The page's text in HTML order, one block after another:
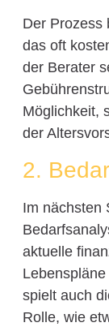
Der Prozess
das oft
der Berater
Möglichkeit,
der
2.
Im nächsten
aktuelle
spielt auch
Rolle, wie